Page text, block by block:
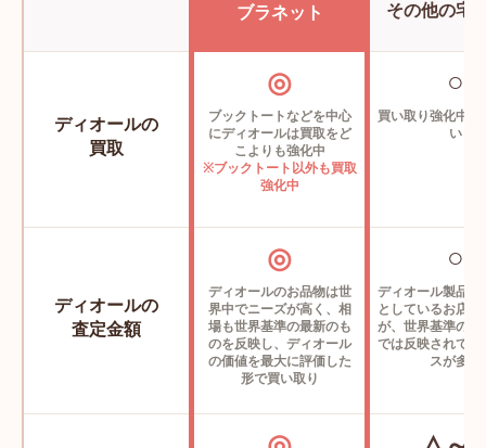
クリスチャン ディオール サドル バックパック
1ADBA041YKK H11G
〜29,000円
クリスチャン ディオール サドル マグネット カードホ
ブラネット その他の宅
ディオールの
買取
◎
ブックトートなどを中心
にディオールは買取をど
こよりも強化中
※ブックトート以外も買取
強化中
○
買い取り強化中の
い
ディオールの
査定金額
◎
ディオールのお品物は世
界中でニーズが高く、相
場も世界基準の最新のも
のを反映し、ディオール
の価値を最大に評価した
形で買い取り
○
ディオール製品は
としているお店が
が、世界基準の最
では反映されてい
スが多数